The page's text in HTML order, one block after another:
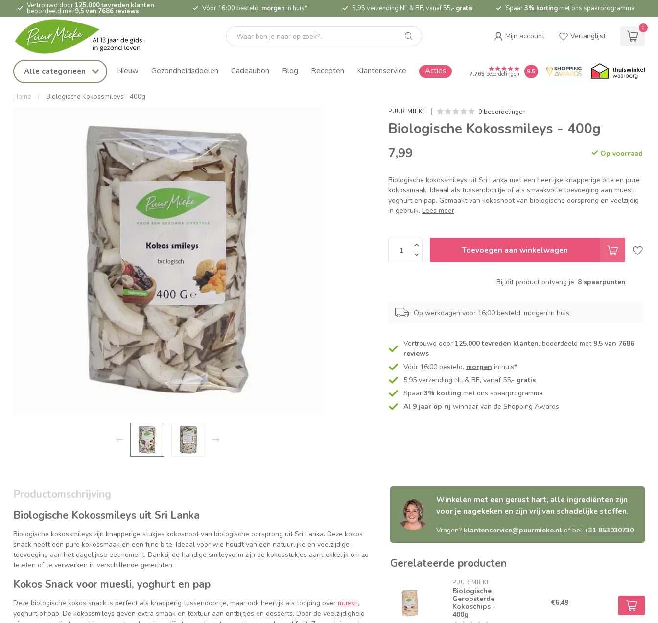
Vertrouwd door 125.000 tevreden klanten,
beoordeeld met 9,5 van 7686 reviews Vóór 16:00 besteld, morgen in huis* 5,95 verzending NL & BE, vanaf 55,- gratis Spaar3% kortingmet ons spaarprogramma
Mijn account Verlanglijst
0
Alle categorieën Nieuw Gezondheidsdoelen Cadeaubon Blog Recepten Klantenservice Acties 7.765 beoordelingen 9.5
Home / Biologische Kokossmileys - 400g
PUUR MIEKE 0 beoordelingen
Biologische Kokossmileys - 400g
7,99 Op voorraad
Biologische kokossmileys uit Sri Lanka met een heerlijke knapperige bite en pure
kokossmaak. Ideaal als tussendoortje of als smaakvolle toevoeging aan muesli,
yoghurt en pap. Gemaakt van kokosnoot van biologische oorsprong en veelzijdig
in gebruik. Lees meer.
Toevoegen aan winkelwagen
Bij dit product ontvang je: 8 spaarpunten
Op werkdagen voor 16:00 besteld, morgen in huis.
Vertrouwd door 125.000 tevreden klanten, beoordeeld met 9,5 van 7686
reviews
Vóór 16:00 besteld, morgen in huis*
5,95 verzending NL & BE, vanaf 55,- gratis
Spaar 3% korting met ons spaarprogramma
Al 9 jaar op rij winnaar van de Shopping Awards
Productomschrijving
Biologische Kokossmileys uit Sri Lanka
Biologische kokossmileys zijn knapperige stukjes kokosnoot van biologische oorsprong uit Sri Lanka. Deze kokos
snack heeft een pure kokossmaak en een fijne bite. Ideaal voor wie houdt van een natuurlijke en veelzijdige
toevoeging aan het dagelijkse eetmoment. Dankzij de handige smileyvorm zijn de kokosstukjes aantrekkelijk om zo
te eten of te verwerken in verschillende gerechten.
Kokos Snack voor muesli, yoghurt en pap
Deze biologische kokos snack is perfect als knapperig tussendoortje, maar ook heerlijk als topping over muesli,
yoghurt of pap. De kokossmileys geven extra smaak en textuur aan ontbijtjes en desserts. Door de veelzijdigheid
Winkelen met een gerust hart, alle ingrediënten zijn
voor je nagekeken en zijn vrij van schadelijke stoffen.
Vragen? klantenservice@puurmieke.nl of bel +31 853030730
Gerelateerde producten
PUUR MIEKE
Biologische
Geroosterde
Kokoschips -
400g
€6,49